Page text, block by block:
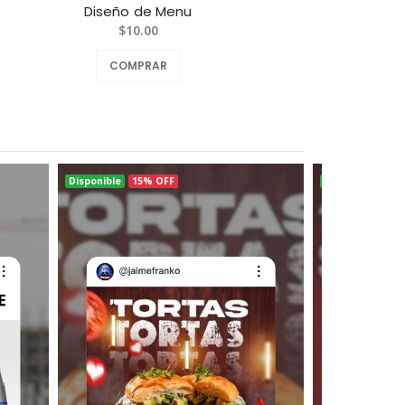
Diseño de Menu
$10.00
COMPRAR
Disponible 15% OFF